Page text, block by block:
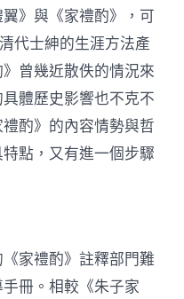
》與《家禮酌》，可
代士紳的生涯方法產
曾幾近散佚的情況來
體歷史影響也不克不
酌》的內容情勢與哲
點，又有進一個步驟
家禮酌》註釋部門難
冊。相較《朱子家